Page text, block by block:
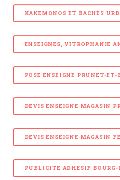
KAKEMONOS ET BACHES
ENSEIGNES, VITROPHANIE
POSE ENSEIGNE PRUNET-ET-
DEVIS ENSEIGNE MAGASIN
DEVIS ENSEIGNE MAGASIN
PUBLICITE ADHESIF